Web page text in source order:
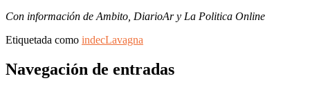
Con información de Ambito, DiarioAr y La Politica Online
Etiquetada como indecLavagna
Navegación de entradas